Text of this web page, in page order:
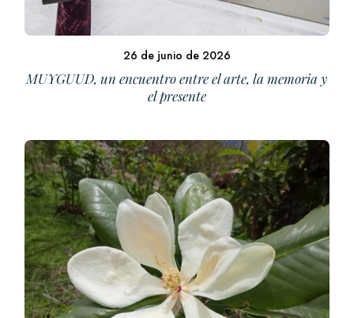
26 de junio de 2026
MUYGUUD, un encuentro entre el arte, la memoria y
el presente